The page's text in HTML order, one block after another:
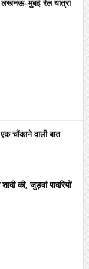
रेल यात्रा
चौंकाने वाली बात
की, जुड़वां पादरियों